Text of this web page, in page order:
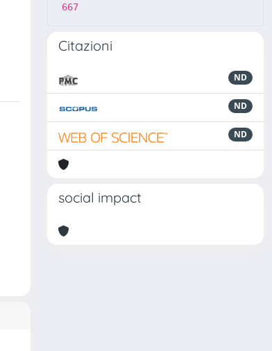
667
Citazioni
ND
ND
ND
social impact